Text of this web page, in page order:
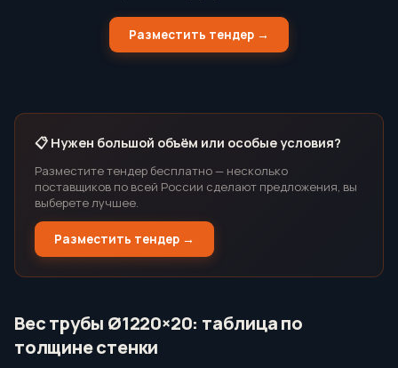
Разместить тендер →
📋 Нужен большой объём или особые условия?
Разместите тендер бесплатно — несколько
поставщиков по всей России сделают предложения, вы
выберете лучшее.
Разместить тендер →
Вес трубы Ø1220×20: таблица по
толщине стенки